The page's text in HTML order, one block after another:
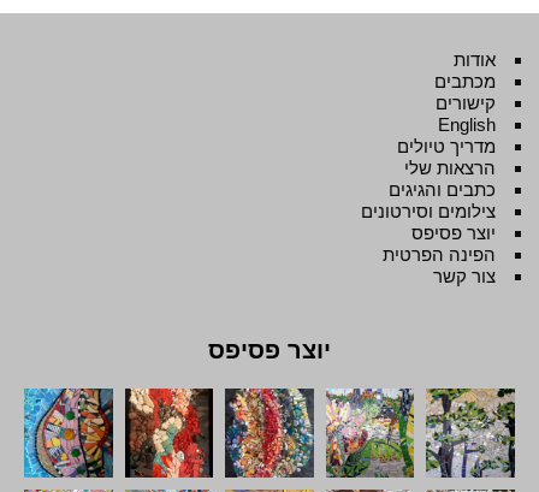
אודות
מכתבים
קישורים
English
מדריך טיולים
הרצאות שלי
כתבים והגיגים
צילומים וסירטונים
יוצר פסיפס
הפינה הפרטית
צור קשר
יוצר פסיפס